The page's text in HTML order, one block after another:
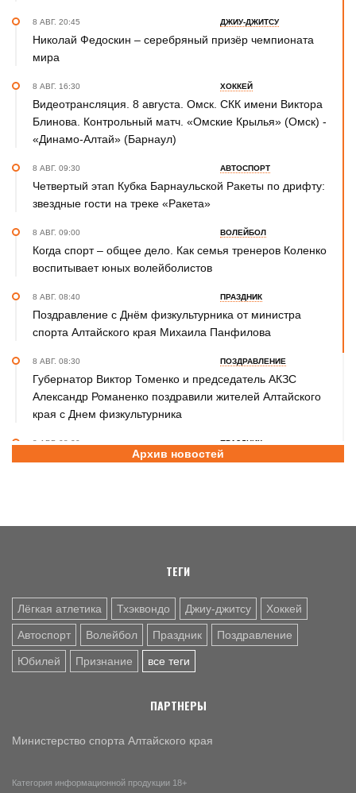
8 АВГ. 20:45 ДЖИУ-ДЖИТСУ
Николай Федоскин – серебряный призёр чемпионата
мира
8 АВГ. 16:30 ХОККЕЙ
Видеотрансляция. 8 августа. Омск. СКК имени Виктора
Блинова. Контрольный матч. «Омские Крылья» (Омск) -
«Динамо-Алтай» (Барнаул)
8 АВГ. 09:30 АВТОСПОРТ
Четвертый этап Кубка Барнаульской Ракеты по дрифту:
звездные гости на треке «Ракета»
8 АВГ. 09:00 ВОЛЕЙБОЛ
Когда спорт – общее дело. Как семья тренеров Коленко
воспитывает юных волейболистов
8 АВГ. 08:40 ПРАЗДНИК
Поздравление с Днём физкультурника от министра
спорта Алтайского края Михаила Панфилова
8 АВГ. 08:30 ПОЗДРАВЛЕНИЕ
Губернатор Виктор Томенко и председатель АКЗС
Александр Романенко поздравили жителей Алтайского
края с Днем физкультурника
8 АВГ. 08:20 ПРАЗДНИК
Поздравление с Днем физкультурника от министра
Базовый элемент. Александру Городову - 70 лет
Архив новостей
ТЕГИ
Лёгкая атлетика Тхэквондо Джиу-джитсу Хоккей
Автоспорт Волейбол Праздник Поздравление
Юбилей Признание все теги
ПАРТНЕРЫ
Министерство спорта Алтайского края
Категория информационной продукции 18+